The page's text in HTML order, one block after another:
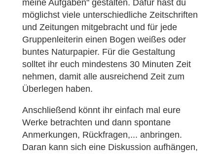
meine Aufgaben" gestalten. Dafür hast du
möglichst viele unterschiedliche Zeitschriften
und Zeitungen mitgebracht und für jede
Gruppenleiterin einen Bogen weißes oder
buntes Naturpapier. Für die Gestaltung
solltet ihr euch mindestens 30 Minuten Zeit
nehmen, damit alle ausreichend Zeit zum
Überlegen haben.
Anschließend könnt ihr einfach mal eure
Werke betrachten und dann spontane
Anmerkungen, Rückfragen,... anbringen.
Daran kann sich eine Diskussion aufhängen,